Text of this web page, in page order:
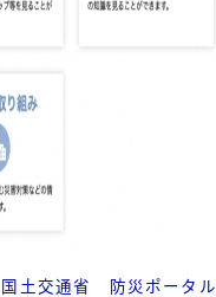
国土交通省 防災ポータル